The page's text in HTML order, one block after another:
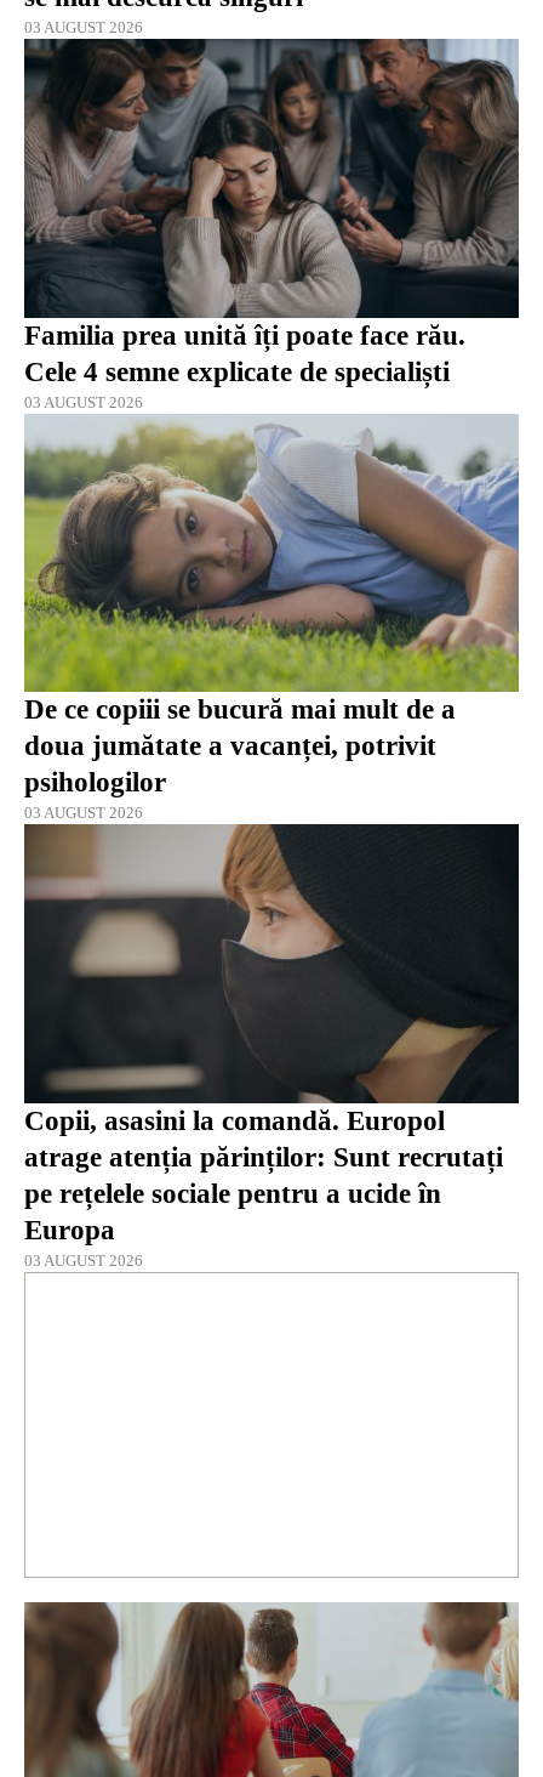
03 AUGUST 2026
Familia prea unită îți poate face rău.
Cele 4 semne explicate de specialiști
03 AUGUST 2026
De ce copiii se bucură mai mult de a
doua jumătate a vacanței, potrivit
psihologilor
03 AUGUST 2026
Copii, asasini la comandă. Europol
atrage atenția părinților: Sunt recrutați
pe rețelele sociale pentru a ucide în
Europa
03 AUGUST 2026